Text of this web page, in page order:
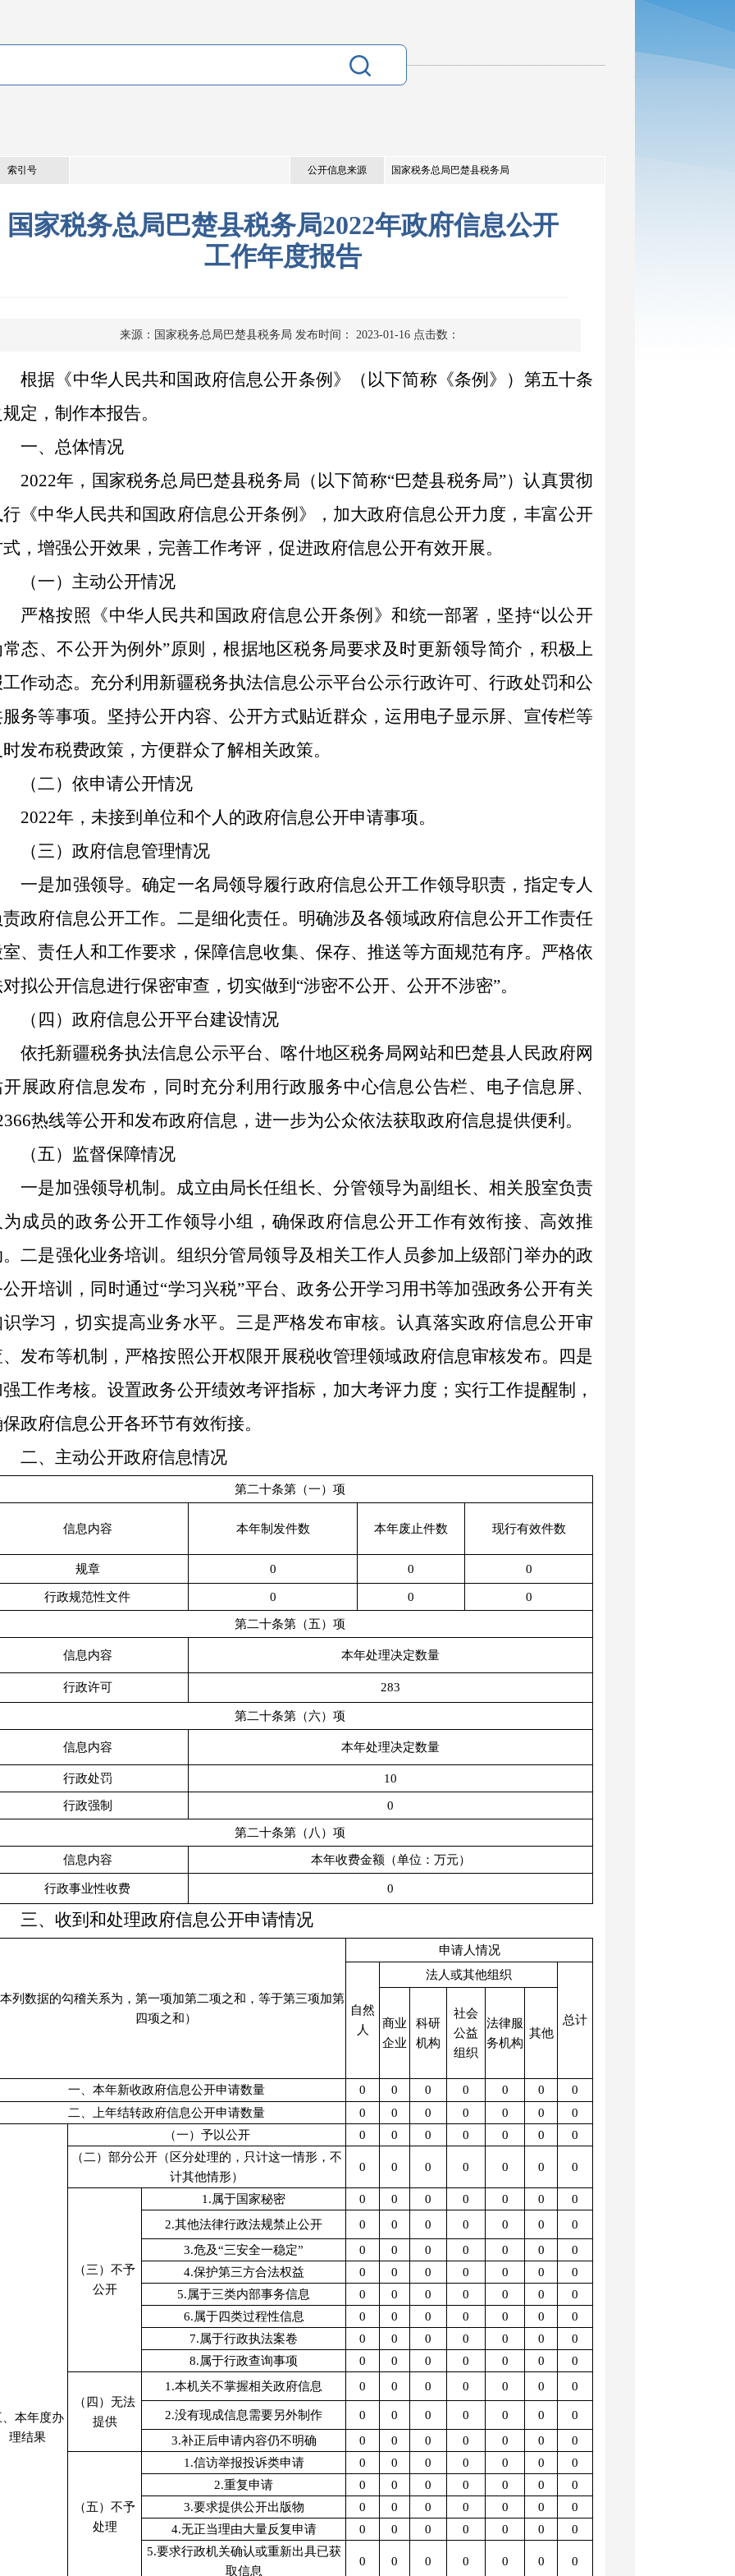
索引号 公开信息来源 国家税务总局巴楚县税务局
国家税务总局巴楚县税务局2022年政府信息公开
工作年度报告
来源：国家税务总局巴楚县税务局 发布时间： 2023-01-16 点击数：
根据《中华人民共和国政府信息公开条例》 （以下简称《条例》） 第五十条
定，制作本报告。
一、总体情况
2022年，国家税务总局巴楚县税务局（以下简称“巴楚县税务局”）认真贯彻
《中华人民共和国政府信息公开条例》
，加大政府信息公开力度，丰富公开
，增强公开效果，完善工作考评，促进政府信息公开有效开展。
（一）主动公开情况
严格按照 《中华人民共和国政府信息公开条例》和统一部署，坚持“以公开
常态、不公开为例外”原则，根据地区税务局要求及时更新领导简介，积极上
作动态。充分利用新疆税务执法信息公示平台公示行政许可、行政处罚和公
务等事项。坚持公开内容、公开方式贴近群众，运用电子显示屏、宣传栏等
发布税费政策，方便群众了解相关政策。
（二）依申请公开情况
2022年，未接到单位和个人的政府信息公开申请事项。
（三）政府信息管理情况
一是加强领导。确定一名局领导履行政府信息公开工作领导职责，指定专人
政府信息公开工作。二是细化责任。 明确涉及各领域政府信息公开工作责任
、责任人和工作要求，保障信息收集、保存、推送等方面规范有序。 严格依
拟公开信息进行保密审查，切实做到 “涉密不公开、公开不涉密”。
（四）政府信息公开平台建设情况
依托新疆税务执法信息公示平台、喀什地区税务局网站和巴楚县人民政府网
开展政府信息发布，同时充分利用行政服务中心信息公告栏、电子信息屏、
热线等公开和发布政府信息，进一步为公众依法获取政府信息提供便利。
（五）监督保障情况
一是加强领导机制。成立由局长任组长、分管领导为副组长、相关股室负责
为成员的政务公开工作领导小组，确保政府信息公开工作有效衔接、高效推
二是强化业务培训。组织分管局领导及相关工作人员参加上级部门举办的政
开培训，同时通过“学习兴税”平台、政务公开学习用书等加强政务公开有关
识学习，切实提高业务水平。三是严格发布审核。认真落实政府信息公开审
发布等机制，严格按照公开权限开展税收管理领域政府信息审核发布。 四是
工作考核。设置政务公开绩效考评指标，加大考评力度；实行工作提醒制 ，
政府信息公开各环节有效衔接。
二、主动公开政府信息情况
第二十条第（一）项
信息内容 本年制发件数 本年废止件数 现行有效件数
规章 0 0 0
行政规范性文件 0 0 0
第二十条第（五）项
信息内容 本年处理决定数量
行政许可 283
第二十条第（六）项
信息内容 本年处理决定数量
行政处罚 10
行政强制 0
第二十条第（八）项
信息内容 本年收费金额（单位：万元）
行政事业性收费 0
三、收到和处理政府信息公开申请情况
列数据的勾稽关系为，第一项加第二项之和，等于第三项加第
四项之和）
申请人情况
自然
人
法人或其他组织
总计
商业
企业
科研
机构
社会
公益
组织
法律服
务机构
其他
一、本年新收政府信息公开申请数量 0 0 0 0 0 0
0
二、上年结转政府信息公开申请数量
0 0 0 0 0 0 0
、本年度办
理结果
（一）予以公开 0 0 0 0 0 0
0
（二）部分公开（区分处理的，只计这一情形，不
计其他情形）
0 0 0 0 0 0 0
（三）不予
公开
1.属于国家秘密 0 0 0 0 0 0
0
2.其他法律行政法规禁止公开
0 0 0 0 0 0
0
3.危及“三安全一稳定”
0 0 0 0 0 0
0
4.保护第三方合法权益
0 0 0 0 0 0
0
5.属于三类内部事务信息
0 0 0 0 0 0
0
6.属于四类过程性信息
0 0 0 0 0 0
0
7.属于行政执法案卷
0 0 0 0 0 0
0
8.属于行政查询事项
0 0 0 0 0 0 0
（四）无法
提供
1.本机关不掌握相关政府信息 0 0 0 0 0 0 0
2.没有现成信息需要另外制作 0 0 0 0 0 0
0
3.补正后申请内容仍不明确
0 0 0 0 0 0 0
（五）不予
处理
1.信访举报投诉类申请 0 0 0 0 0 0
0
2.重复申请
0 0 0 0 0 0
0
3.要求提供公开出版物
0 0 0 0 0 0
0
4.无正当理由大量反复申请
0 0 0 0 0 0
0
5.要求行政机关确认或重新出具已获
取信息
0 0 0 0 0 0 0